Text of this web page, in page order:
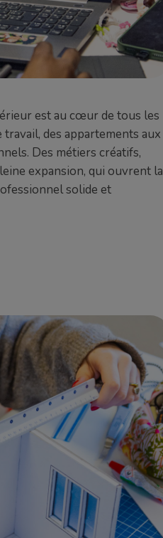
est au cœur de tous les
des appartements aux
Des métiers créatifs,
expansion, qui ouvrent la
solide et